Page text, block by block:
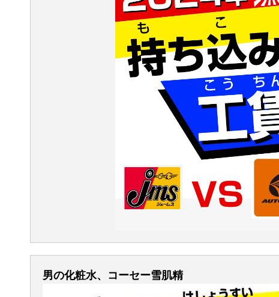
男の化粧水、コーセー雪肌精